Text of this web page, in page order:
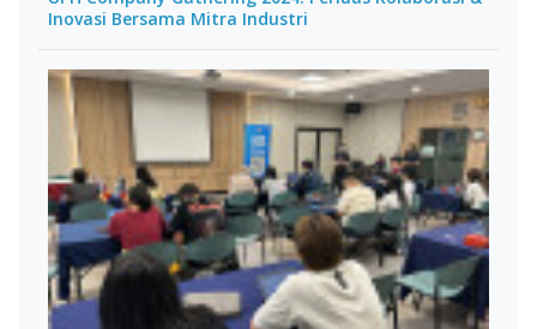
Inovasi Bersama Mitra Industri